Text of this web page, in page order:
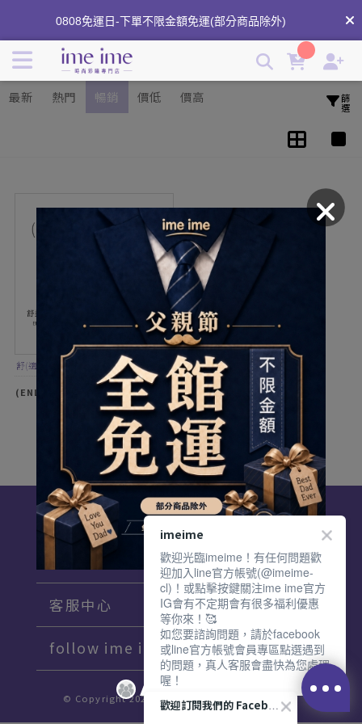
鏡 | imeime 隱形眼鏡美瞳店
0808免運日-下單不限金額免運(部分商品除外)
分享商品心得領紅利⟢
最新 熱門 暢銷 價低 價高 篩選
滿2件享折扣
舒(適)柔(軟)的配戴體驗｜矽水膠日拋軟
式隱形眼鏡
(ENLIV)恩莉芙SOFLEX舒柔視矽水
膠日拋30片裝
加入配送單
客服中心
follow ime ime♡
© Copyright 2021 imeime. All Rights Reserved.
imeime
歡迎光臨imeime！有任何問題歡
迎加入line官方帳號(@imeime-
cl)！或點擊按鍵關注ime ime官方
IG會有不定期會有很多福利優惠
等你來！🥰
如您要諮詢問題，請於facebook
或line官方帳號會員專區點選遇到
的問題，真人客服會盡快為您處理
喔！
歡迎訂閱我們的 Facebook 專頁